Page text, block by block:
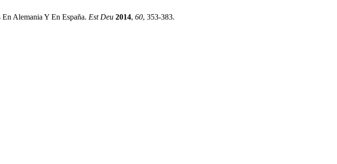
Alemania Y En España. Est Deu 2014, 60, 353-383.